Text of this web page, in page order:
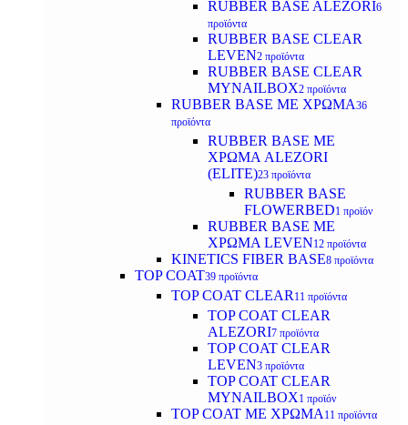
RUBBER BASE ALEZORI6
προϊόντα
RUBBER BASE CLEAR
LEVEN2 προϊόντα
RUBBER BASE CLEAR
MYNAILBOX2 προϊόντα
RUBBER BASE ΜΕ ΧΡΩΜΑ36
προϊόντα
RUBBER BASE ΜΕ
ΧΡΩΜΑ ALEZORI
(ELITE)23 προϊόντα
RUBBER BASE
FLOWERBED1 προϊόν
RUBBER BASE ΜΕ
ΧΡΩΜΑ LEVEN12 προϊόντα
KINETICS FIBER BASE8 προϊόντα
TOP COAT39 προϊόντα
TOP COAT CLEAR 11 προϊόντα
TOP COAT CLEAR
ALEZORI7 προϊόντα
TOP COAT CLEAR
LEVEN3 προϊόντα
TOP COAT CLEAR
MYNAILBOX1 προϊόν
TOP COAT ΜΕ ΧΡΩΜΑ 11 προϊόντα